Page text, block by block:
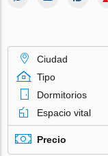
Ciudad
Tipo
Dormitorios
Espacio vital
Precio